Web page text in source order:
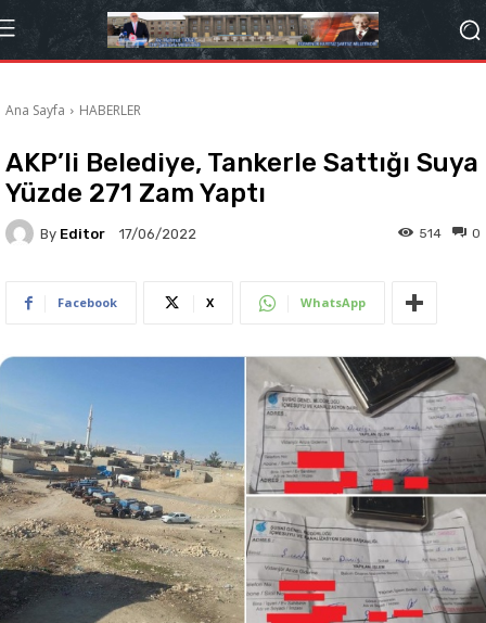
Ana Sayfa HABERLER
AKP’li Belediye, Tankerle Sattığı Suya
Yüzde 271 Zam Yaptı
By Editor 17/06/2022 0
514
Facebook X WhatsApp